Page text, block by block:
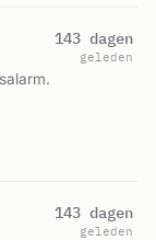
143 dagen
geleden
143 dagen
geleden